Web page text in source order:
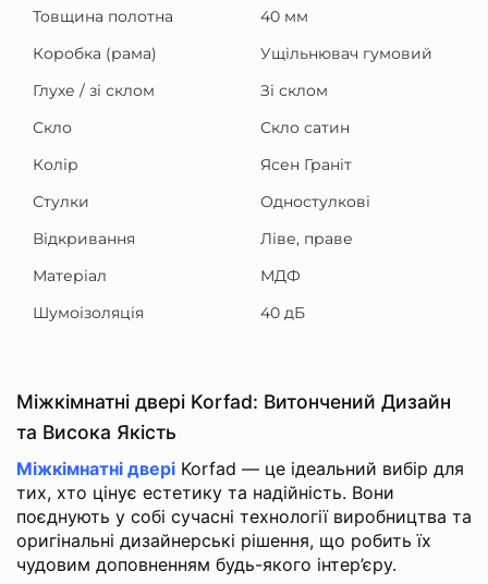
Товщина полотна
40 мм
Коробка (рама)
Ущільнювач гумовий
Глухе / зі склом
Зі склом
Скло
Скло сатин
Колір
Ясен Граніт
Стулки
Одностулкові
Відкривання
Ліве, праве
Матеріал
МДФ
Шумоізоляція
40 дБ
Міжкімнатні двері Korfad: Витончений Дизайн
та Висока Якість
Міжкімнатні двері Korfad — це ідеальний вибір для
тих, хто цінує естетику та надійність. Вони
поєднують у собі сучасні технології виробництва та
оригінальні дизайнерські рішення, що робить їх
чудовим доповненням будь-якого інтер’єру.